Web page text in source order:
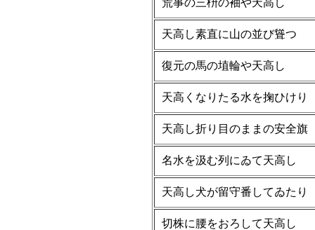
荒事の三枡の袖や天高し
天高し素直に山の並び聳つ
復元の馬の埴輪や天高し
天高くなりたる水を掬ひけり
天高し折り目のままの安全旗
名水を汲む列にゐて天高し
天高し犬が留守番してゐたり
切株に腰をおろして天高し